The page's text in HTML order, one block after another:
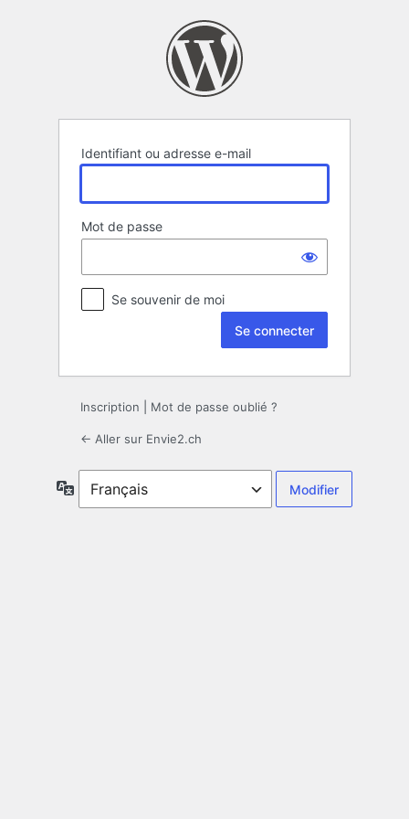
Identifiant ou adresse e-mail
Mot de passe
Se souvenir de moi
Inscription Mot de passe oublié ?
← Aller sur Envie2.ch
Langue